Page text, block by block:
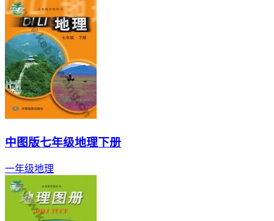
中图版七年级地理下册
一年级地理